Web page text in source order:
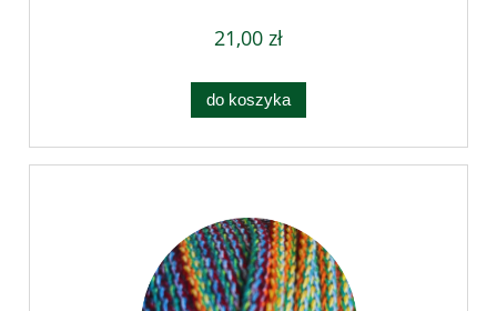
21,00 zł
do koszyka